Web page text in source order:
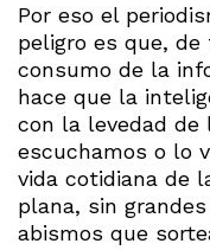
Por eso el
peligro es que,
consumo de la
hace que la
con la levedad de
escuchamos o lo
vida cotidiana de
plana, sin
abismos que